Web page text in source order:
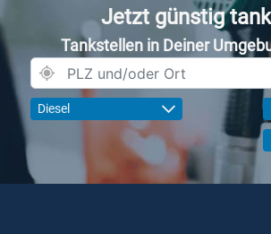
Jetzt günstig
Tankstellen in Deiner
Diesel